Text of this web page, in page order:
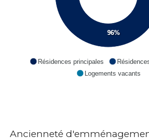
96%
Résidences principales
Logements vacants
Ancienneté